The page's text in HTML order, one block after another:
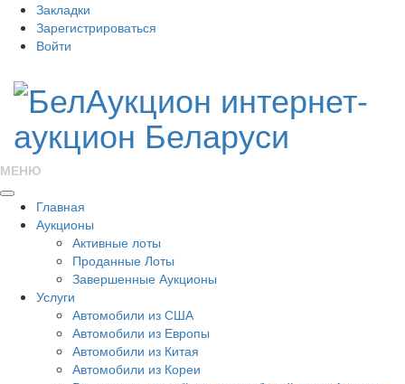
Закладки
Зарегистрироваться
Войти
МЕНЮ
Главная
Аукционы
Активные лоты
Проданные Лоты
Завершенные Аукционы
Услуги
Автомобили из США
Автомобили из Европы
Автомобили из Китая
Автомобили из Кореи